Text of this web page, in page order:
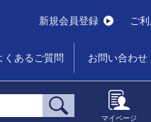
新規会員登録 ご
くあるご質問 お問い合わせ
マイページ